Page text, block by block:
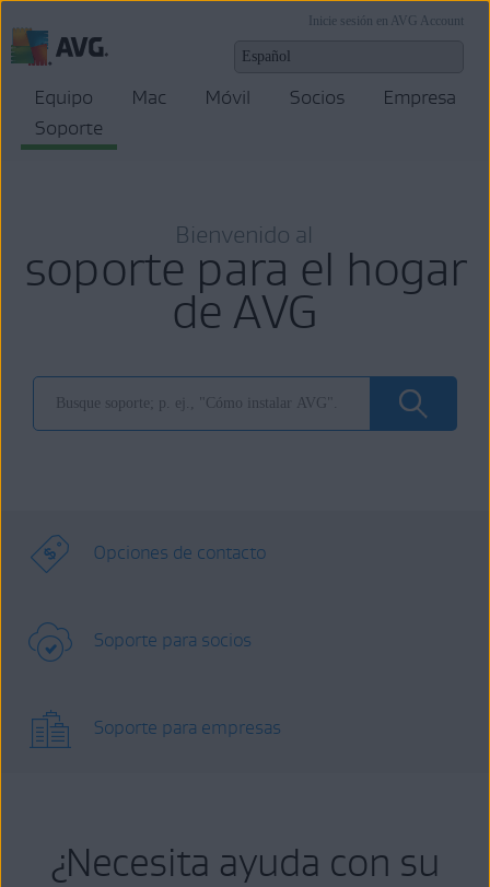
Inicie sesión en AVG Account
Equipo Mac Móvil Socios
Empresa
Soporte
Bienvenido al
soporte para el hogar
de AVG
Opciones de contacto
Soporte para socios
Soporte para empresas
¿Necesita ayuda con su